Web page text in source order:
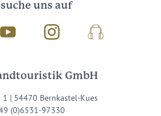
uns auf
Youtube InstagramPodcast
GmbH
1 | 54470 Bernkastel-Kues
(0)6531-97330